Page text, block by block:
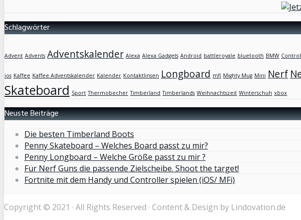
Schlagwörter
Advent Advents Adventskalender Alexa Alexa Gadgets Android battleroyale bluetooth BMW
ios Kaffee Kaffee Adventskalender Kalender Kontaktlinsen Longboard mfi Mighty Mug Mini Nerf
Skateboard Sport Thermobecher Timberland Timberlands Weihnachtszeit Winterschuh xbox
Neuste Beiträge
Die besten Timberland Boots
Penny Skateboard – Welches Board passt zu mir?
Penny Longboard – Welche Größe passt zu mir ?
Für Nerf Guns die passende Zielscheibe. Shoot the target!
Fortnite mit dem Handy und Controller spielen (iOS/ MFi)
Copyright © 2021 · All Rights Reserved · Content & Design by Lindovation.de